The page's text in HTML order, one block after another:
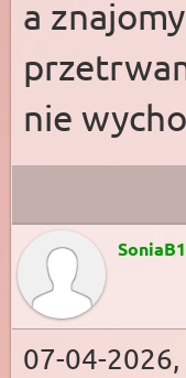
a
nie
07-04-2026,